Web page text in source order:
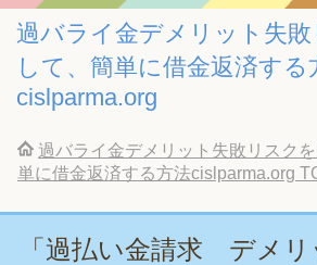
過バライ金デメリット失
して、簡単に借金返済する
cislparma.org
過バライ金デメリット失敗リスク
単に借金返済する方法cislparma.org
「過払い金請求 デメ